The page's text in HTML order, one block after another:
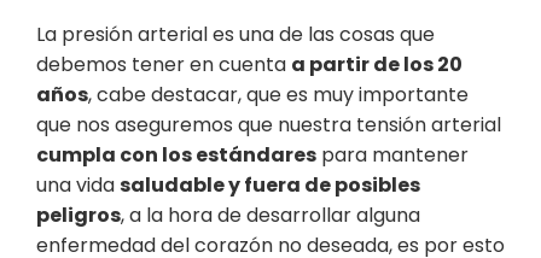
La presión arterial es una de las cosas que
debemos tener en cuenta a partir de los 20
años, cabe destacar, que es muy importante
que nos aseguremos que nuestra tensión arterial
cumpla con los estándares para mantener
una vidasaludable y fuera de posibles
peligros, a la hora de desarrollar alguna
enfermedad del corazón no deseada, es por esto